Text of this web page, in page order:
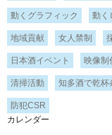
動くグラフィック 動く
地域貢献 女人禁制
日本酒イベント 映像制
清掃活動 知多酒で乾杯
防犯CSR
カレンダー